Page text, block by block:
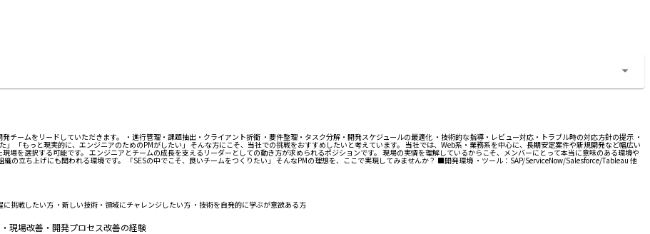
ームをリードしていただきます。 ・進行管理・課題抽出・クライアント折衝 ・要件整理・タスク分解・開発スケジュールの最適化 ・技術的な指導・レビュー対応・トラブル時の対応方針の提示 ・
「もっと現実的に、エンジニアのためのPMがしたい」 そんな方にこそ、当社での挑戦をおすすめしたいと考えています。 当社では、Web系・業務系を中心に、長期安定案件や新規開発など幅広い
場を選択する可能です。 エンジニアとチームの成長を支えるリーダーとしての動き方が求められるポジションです。 現場の実情を理解しているからこそ、メンバーにとって本当に意味のある環境や
の立ち上げにも関われる環境です。 「SESの中でこそ、良いチームをつくりたい」 そんなPMの理想を、ここで実現してみませんか？ ■開発環境 ・ツール：SAP/ServiceNow/Salesforce/Tableau 他
挑戦したい方 ・新しい技術・領域にチャレンジしたい方 ・技術を自発的に学ぶが意欲ある方
現場改善・開発プロセス改善の経験